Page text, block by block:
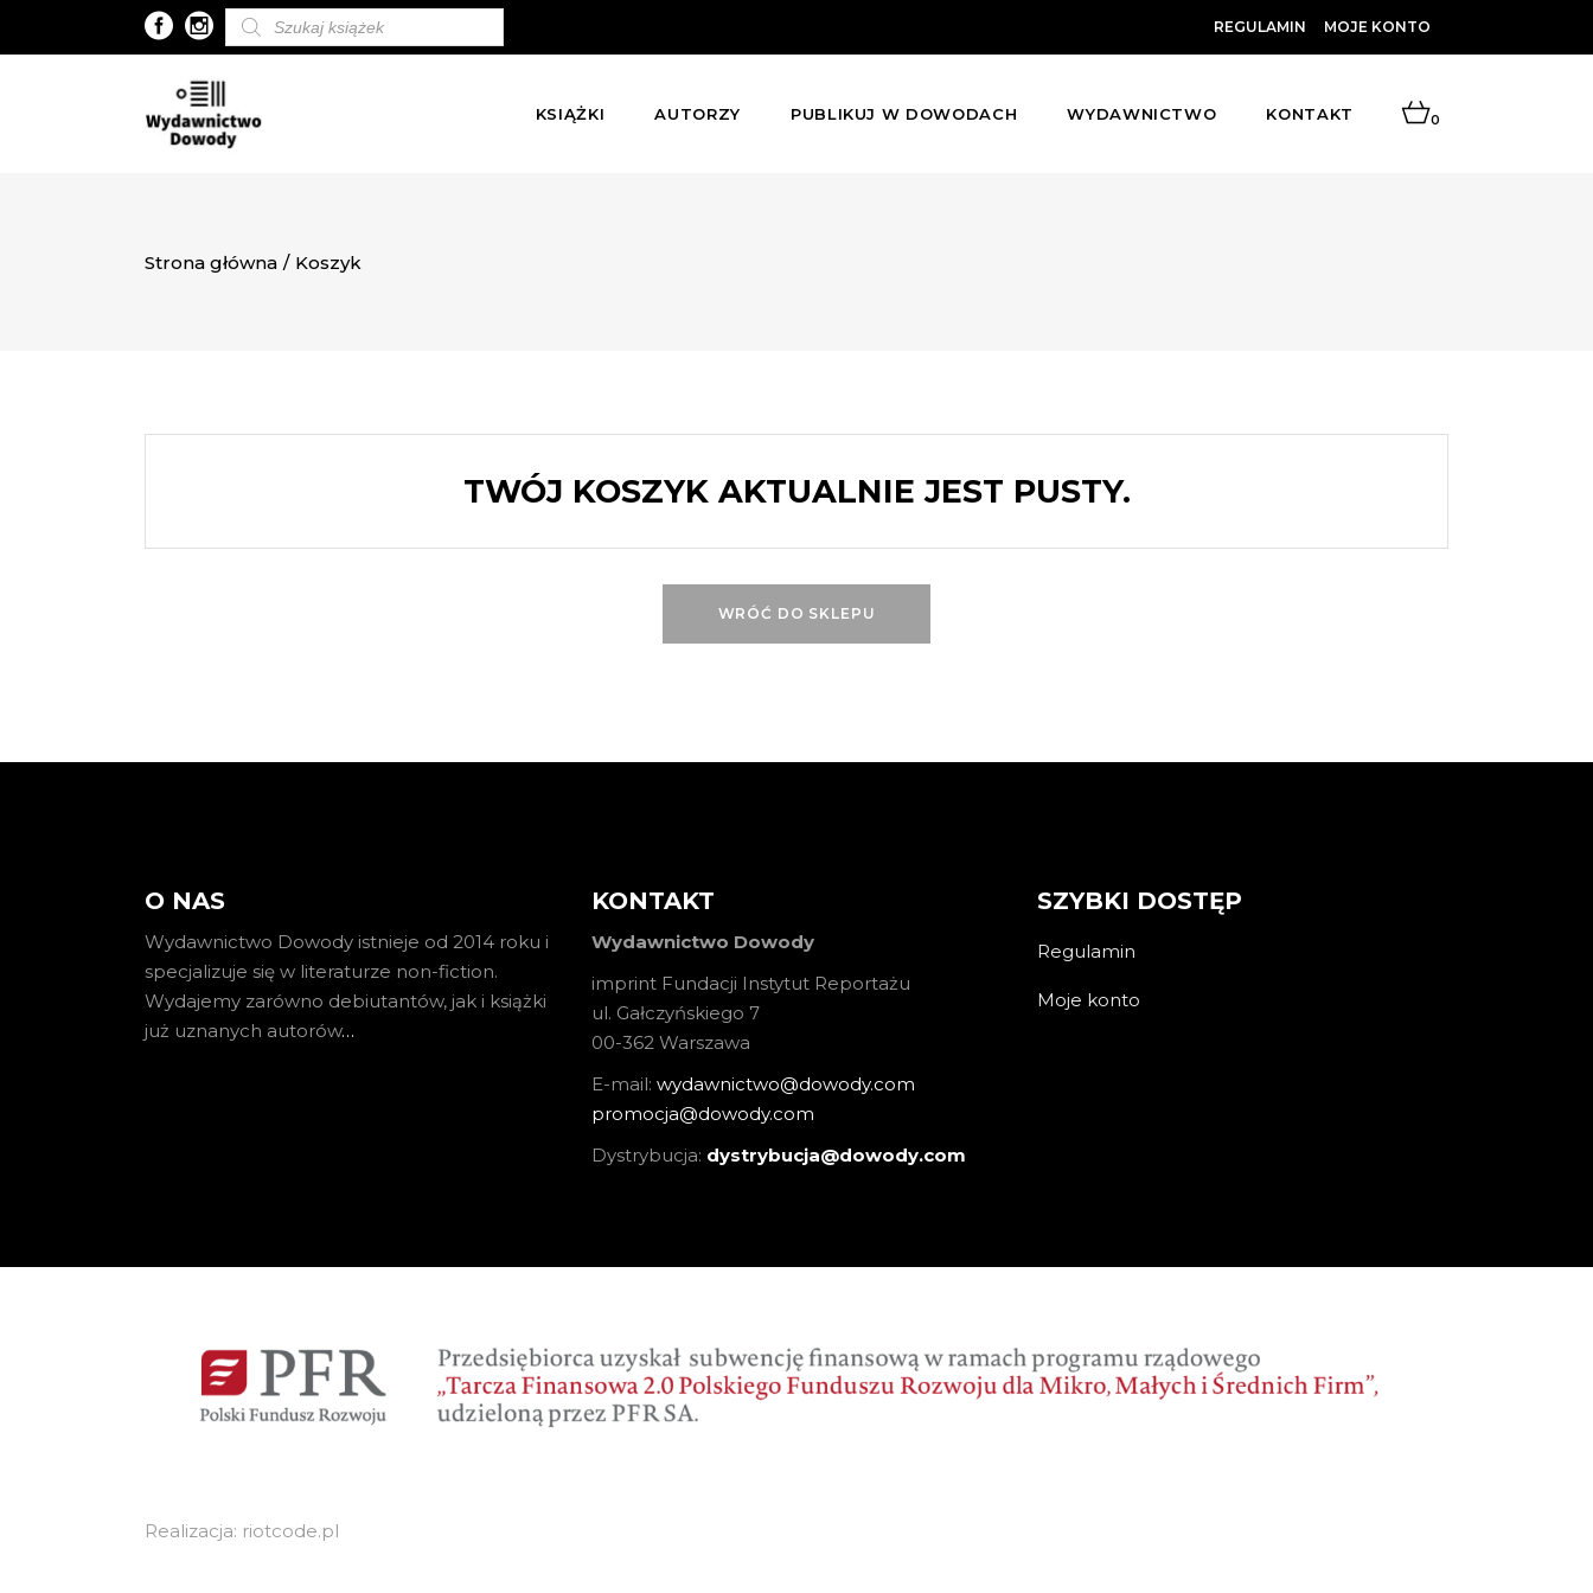
Wyszukiwarka
produktów
REGULAMIN MOJE KONTO
KSIĄŻKI AUTORZY PUBLIKUJ W DOWODACH WYDAWNICTWO KONTAKT 0
Strona główna / Koszyk
TWÓJ KOSZYK AKTUALNIE JEST PUSTY.
WRÓĆ DO SKLEPU
O NAS
Wydawnictwo Dowody istnieje od 2014 roku i
specjalizuje się w literaturze non-fiction.
Wydajemy zarówno debiutantów, jak i książki
już uznanych autorów…
KONTAKT
Wydawnictwo Dowody
imprint Fundacji Instytut Reportażu
ul. Gałczyńskiego 7
00-362 Warszawa
E-mail: wydawnictwo@dowody.com
promocja@dowody.com
Dystrybucja: dystrybucja@dowody.com
SZYBKI DOSTĘP
Regulamin
Moje konto
Realizacja: riotcode.pl